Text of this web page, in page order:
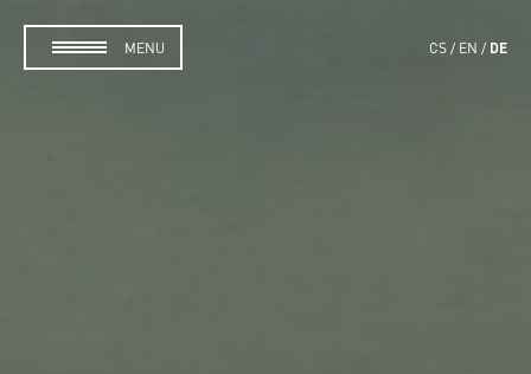
MENU CS EN DE